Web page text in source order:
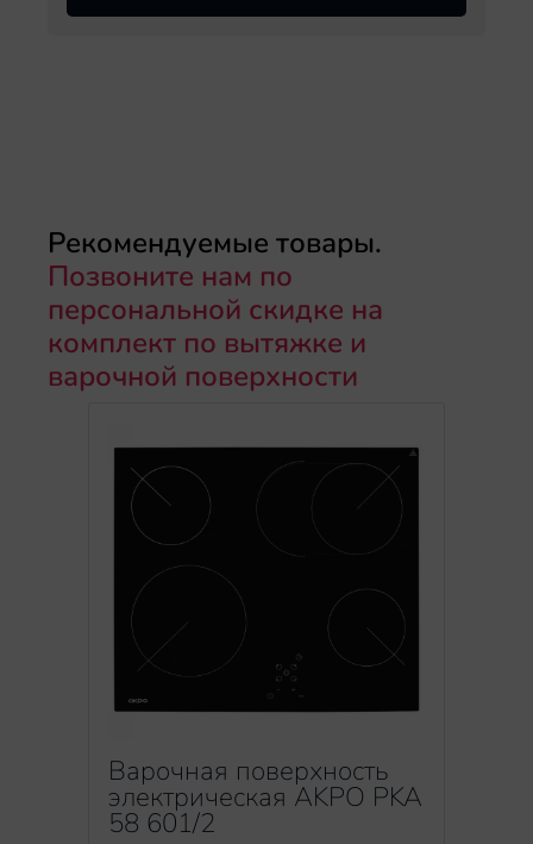
Рекомендуемые товары.
Позвоните нам по
персональной скидке на
комплект по вытяжке и
варочной поверхности
Варочная поверхность
электрическая AKPO PKA
58 601/2